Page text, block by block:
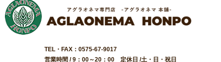
TEL・FAX：0575-67-9017
営業時間 / 9：00～20：00 定休日 /土・日・祝日